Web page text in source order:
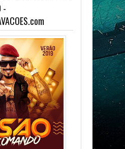
-